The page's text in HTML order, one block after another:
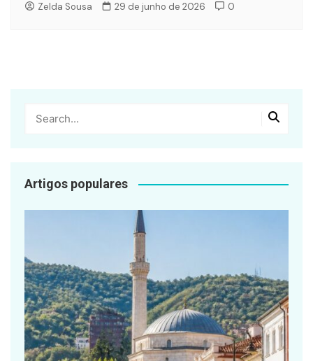
Zelda Sousa 29 de junho de 2026 0
Artigos populares